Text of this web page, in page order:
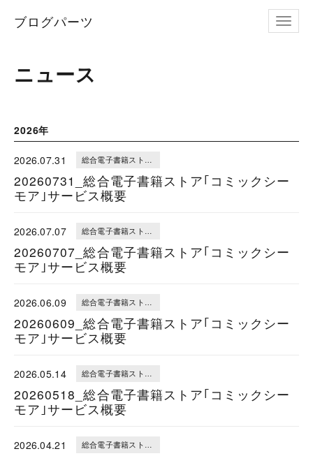
ナビ
ブログパーツ
ニュース
2026年
2026.07.31 総合電子書籍ストア｢コミックシーモア｣サービス概要
20260731_総合電子書籍ストア｢コミックシー
モア｣サービス概要
2026.07.07 総合電子書籍ストア｢コミックシーモア｣サービス概要
20260707_総合電子書籍ストア｢コミックシー
モア｣サービス概要
2026.06.09 総合電子書籍ストア｢コミックシーモア｣サービス概要
20260609_総合電子書籍ストア｢コミックシー
モア｣サービス概要
2026.05.14 総合電子書籍ストア｢コミックシーモア｣サービス概要
20260518_総合電子書籍ストア｢コミックシー
モア｣サービス概要
2026.04.21 総合電子書籍ストア｢コミックシーモア｣サービス概要